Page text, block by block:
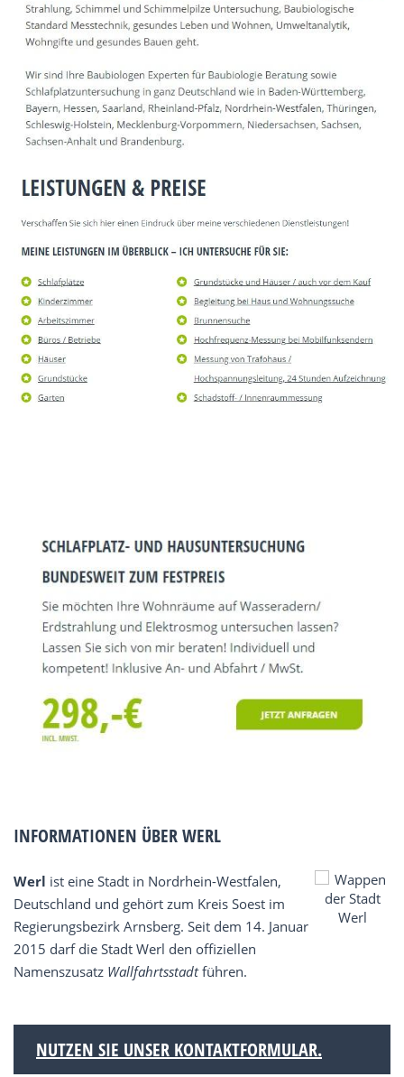
INFORMATIONEN ÜBER WERL
Werl ist eine Stadt in Nordrhein-Westfalen,
Deutschland und gehört zum Kreis Soest im
Regierungsbezirk Arnsberg. Seit dem 14. Januar
2015 darf die Stadt Werl den offiziellen
Namenszusatz Wallfahrtsstadtführen.
NUTZEN SIE UNSER KONTAKTFORMULAR.